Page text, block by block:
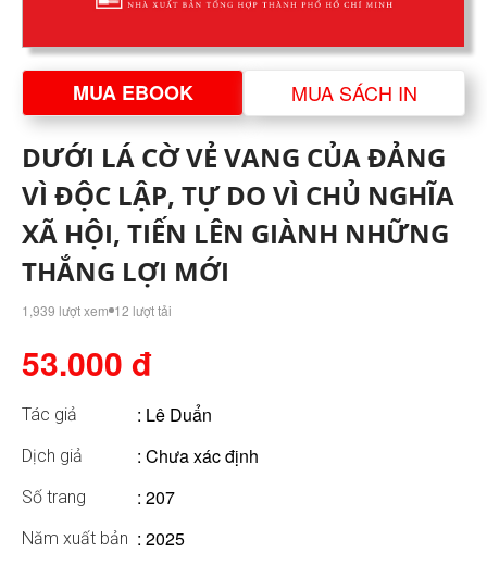
MUA EBOOK MUA SÁCH IN
DƯỚI LÁ CỜ VẺ VANG CỦA ĐẢNG
VÌ ĐỘC LẬP, TỰ DO VÌ CHỦ NGHĨA
XÃ HỘI, TIẾN LÊN GIÀNH NHỮNG
THẮNG LỢI MỚI
1,939 lượt xem 12 lượt tải
53.000 đ
Tác giả : Lê Duẩn
Dịch giả : Chưa xác định
Số trang : 207
Năm xuất bản : 2025